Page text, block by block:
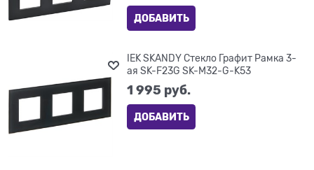
ДОБАВИТЬ
IEK SKANDY Стекло Графит Рамка 3-
ая SK-F23G SK-M32-G-K53
1 995 руб.
ДОБАВИТЬ